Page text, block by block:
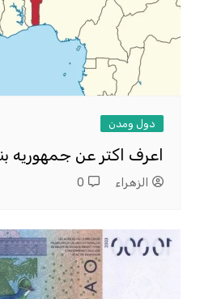
دول ومدن
اعرف اكتر عن جمهوريه
الزهراء 0